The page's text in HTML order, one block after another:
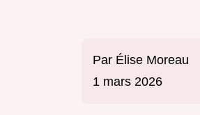
Par Élise Moreau
1 mars 2026